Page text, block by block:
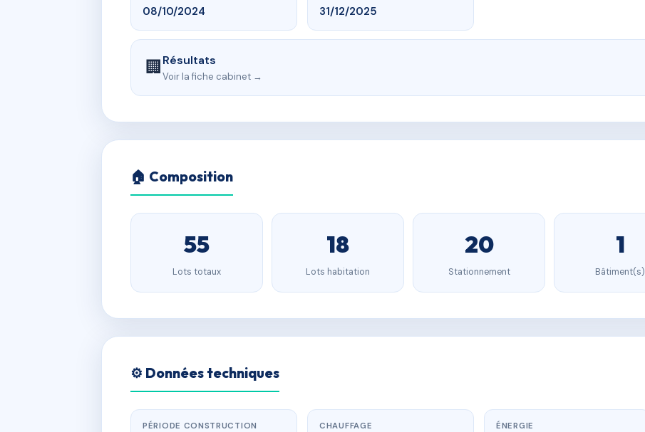
08/10/2024 31/12/2025
🏢Résultats
Voir la fiche cabinet →
🏠 Composition
55
Lots totaux
18
Lots habitation
20
Stationnement
1
Bâtiment(s)
⚙️ Données techniques
PÉRIODE CONSTRUCTION CHAUFFAGE ÉNERGIE